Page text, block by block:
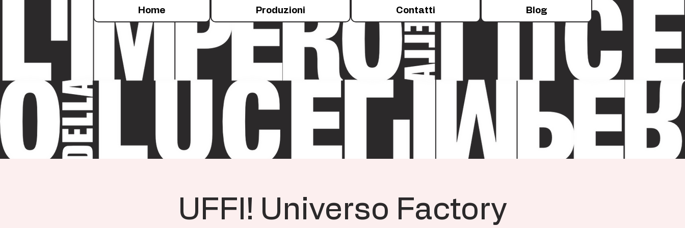
Home Produzioni Contatti Blog
UFFI! Universo Factory